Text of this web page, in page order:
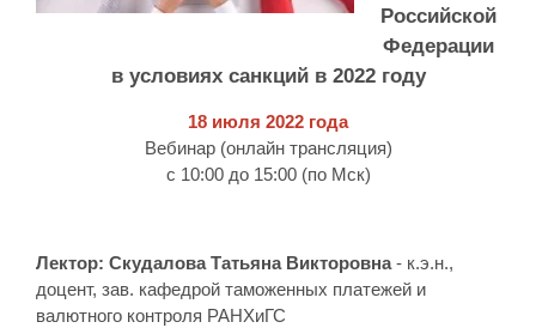
Российской
Федерации
в условиях санкций в 2022 году
18 июля 2022 года
Вебинар (онлайн трансляция)
с 10:00 до 15:00 (по Мск)
Лектор: Скудалова Татьяна Викторовна- к.э.н.,
доцент, зав. кафедрой таможенных платежей и
валютного контроля РАНХиГС